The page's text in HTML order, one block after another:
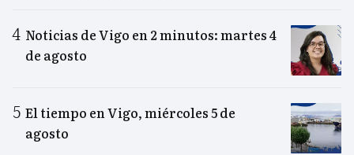
Noticias de Vigo en 2 minutos: martes 4
de agosto
El tiempo en Vigo, miércoles 5 de
agosto